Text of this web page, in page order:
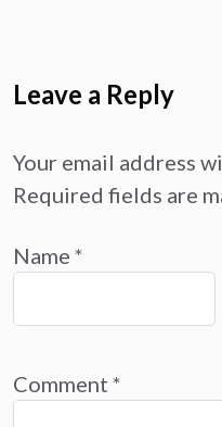
Leave a Reply
Your email address
Required fields are
Name *
Comment *